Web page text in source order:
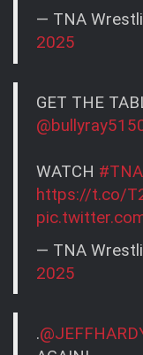
— TNA
2025
GET THE
WATCH
https://t.co/
— TNA
2025
.